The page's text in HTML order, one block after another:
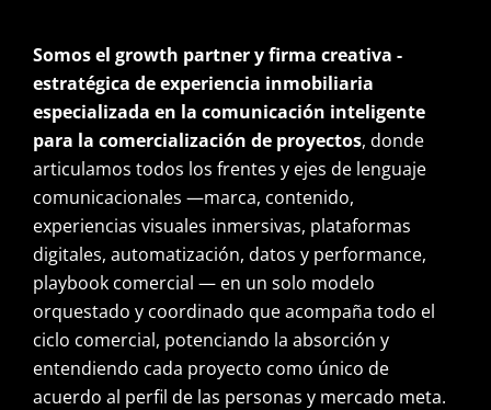
Somos el growth partner y firma creativa -
estratégica de experiencia inmobiliaria
especializada en la comunicación inteligente
para la comercialización de proyectos, donde
articulamos todos los frentes y ejes de lenguaje
comunicacionales —marca, contenido,
experiencias visuales inmersivas, plataformas
digitales, automatización, datos y performance,
playbook comercial — en un solo modelo
orquestado y coordinado que acompaña todo el
ciclo comercial, potenciando la absorción y
entendiendo cada proyecto como único de
acuerdo al perfil de las personas y mercado meta.